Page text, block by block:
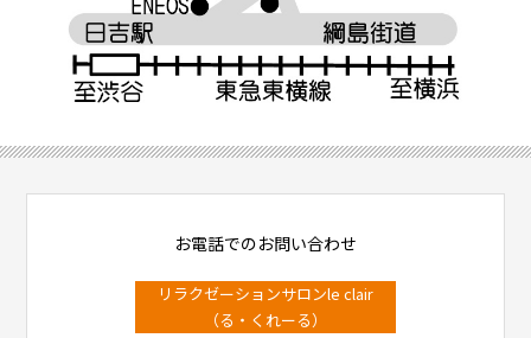
お電話でのお問い合わせ
リラクゼーションサロンle clair
（る・くれーる）